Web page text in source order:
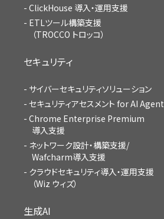
ClickHouse 導入・運用支援
ETLツール構築支援
（TROCCO トロッコ）
セキュリティ
サイバーセキュリティソリューション
セキュリティアセスメント for AI Agent
Chrome Enterprise Premium
導入支援
ネットワーク設計・構築支援/
Wafcharm導入支援
クラウドセキュリティ導入・運用支援
（Wiz ウィズ）
生成AI